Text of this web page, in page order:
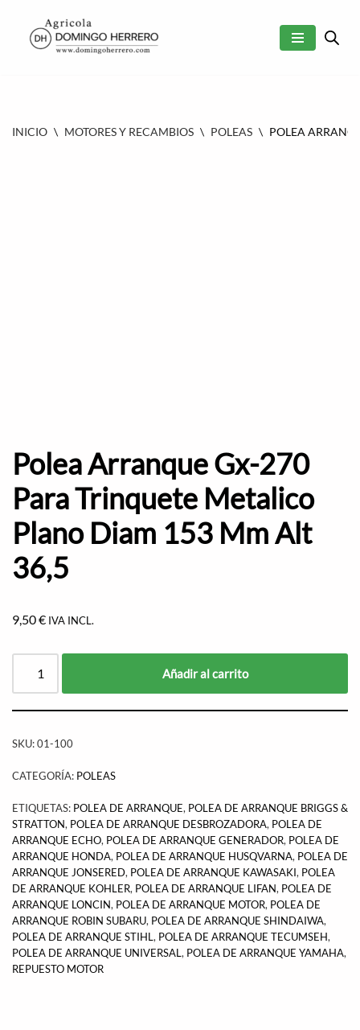
SALTAR
INICIO \ MOTORES Y RECAMBIOS \ POLEAS \ POLEA
Polea Arranque Gx-270
Para Trinquete Metalico
Plano Diam 153 Mm Alt
36,5
9,50€ IVA INCL.
Añadir al carrito
SKU:01-100
CATEGORÍA: POLEAS
ETIQUETAS: POLEA DE ARRANQUE, POLEA DE ARRANQUE BRIGGS &
STRATTON, POLEA DE ARRANQUE DESBROZADORA, POLEA DE
ARRANQUE ECHO, POLEA DE ARRANQUE GENERADOR, POLEA DE
ARRANQUE HONDA, POLEA DE ARRANQUE HUSQVARNA, POLEA DE
ARRANQUE JONSERED, POLEA DE ARRANQUE KAWASAKI, POLEA
DE ARRANQUE KOHLER, POLEA DE ARRANQUE LIFAN, POLEA DE
ARRANQUE LONCIN, POLEA DE ARRANQUE MOTOR, POLEA DE
ARRANQUE ROBIN SUBARU, POLEA DE ARRANQUE SHINDAIWA,
POLEA DE ARRANQUE STIHL, POLEA DE ARRANQUE TECUMSEH,
POLEA DE ARRANQUE UNIVERSAL, POLEA DE ARRANQUE YAMAHA,
REPUESTO MOTOR